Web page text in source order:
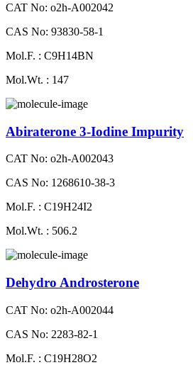
CAT No: o2h-A002042
CAS No: 93830-58-1
Mol.F. : C9H14BN
Mol.Wt. : 147
Abiraterone 3-Iodine Impurity
CAT No: o2h-A002043
CAS No: 1268610-38-3
Mol.F. : C19H24I2
Mol.Wt. : 506.2
Dehydro Androsterone
CAT No: o2h-A002044
CAS No: 2283-82-1
Mol.F. : C19H28O2